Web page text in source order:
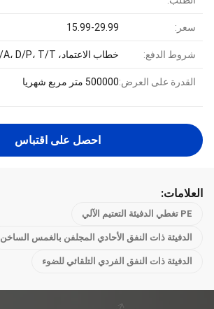
سعر: 15.99-29.99
شروط الدفع: خطاب الاعتماد، D/A، D/P، T/T، ويسترن يونيون
القدرة على العرض:500000 متر مربع شهريا
احصل على اقتباس
العلامات:
PE تغطي الدفيئة التعتيم الآلي
الدفيئة ذات النفق الأحادي المجلفن بالغمس الساخن
الدفيئة ذات النفق الفردي التلقائي للضوء